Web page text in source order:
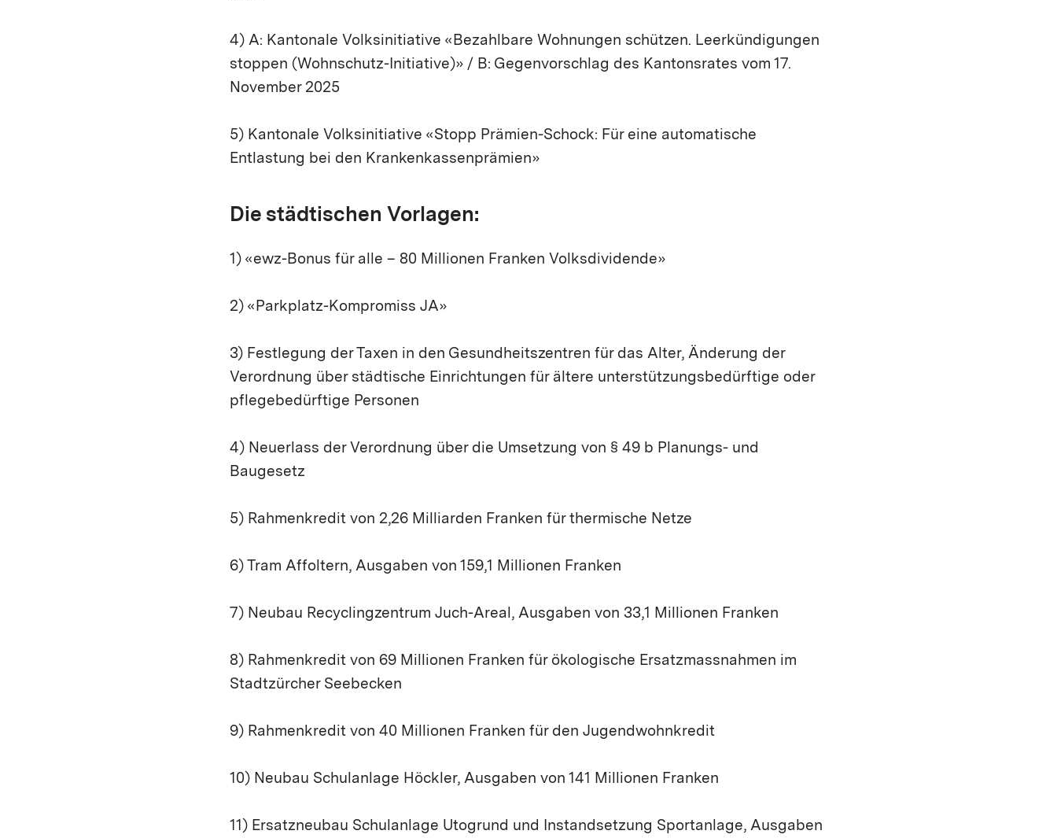
4) A: Kantonale Volksinitiative «Bezahlbare Wohnungen schützen. Leerkündigungen
stoppen (Wohnschutz-Initiative)» / B: Gegenvorschlag des Kantonsrates vom 17.
November 2025
5) Kantonale Volksinitiative «Stopp Prämien-Schock: Für eine automatische
Entlastung bei den Krankenkassenprämien»
Die städtischen Vorlagen:
1) «ewz-Bonus für alle – 80 Millionen Franken Volksdividende»
2) «Parkplatz-Kompromiss JA»
3) Festlegung der Taxen in den Gesundheitszentren für das Alter, Änderung der
Verordnung über städtische Einrichtungen für ältere unterstützungsbedürftige oder
pflegebedürftige Personen
4) Neuerlass der Verordnung über die Umsetzung von § 49 b Planungs- und
Baugesetz
5) Rahmenkredit von 2,26 Milliarden Franken für thermische Netze
6) Tram Affoltern, Ausgaben von 159,1 Millionen Franken
7) Neubau Recyclingzentrum Juch-Areal, Ausgaben von 33,1 Millionen Franken
8) Rahmenkredit von 69 Millionen Franken für ökologische Ersatzmassnahmen im
Stadtzürcher Seebecken
9) Rahmenkredit von 40 Millionen Franken für den Jugendwohnkredit
10) Neubau Schulanlage Höckler, Ausgaben von 141 Millionen Franken
11) Ersatzneubau Schulanlage Utogrund und Instandsetzung Sportanlage, Ausgaben